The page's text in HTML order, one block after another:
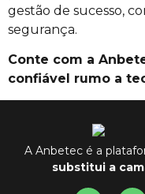
gestão de sucesso,
segurança.
Conte com a
confiável rumo a
A Anbetec é a
substitui a